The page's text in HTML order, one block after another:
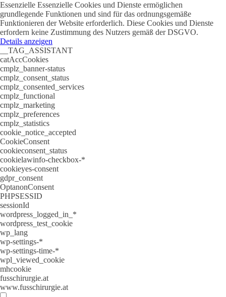
Essenzielle Essenzielle Cookies und Dienste ermöglichen
grundlegende Funktionen und sind für das ordnungsgemäße
Funktionieren der Website erforderlich. Diese Cookies und Dienste
erfordern keine Zustimmung des Nutzers gemäß der DSGVO.
Details anzeigen
__TAG_ASSISTANT
catAccCookies
cmplz_banner-status
cmplz_consent_status
cmplz_consented_services
cmplz_functional
cmplz_marketing
cmplz_preferences
cmplz_statistics
cookie_notice_accepted
CookieConsent
cookieconsent_status
cookielawinfo-checkbox-*
cookieyes-consent
gdpr_consent
OptanonConsent
PHPSESSID
sessionId
wordpress_logged_in_*
wordpress_test_cookie
wp_lang
wp-settings-*
wp-settings-time-*
wpl_viewed_cookie
mhcookie
fusschirurgie.at
www.fusschirurgie.at